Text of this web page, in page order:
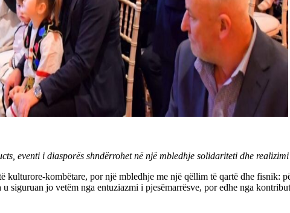
eventi i diasporës shndërrohet në një mbledhje solidariteti dhe
kulturore-kombëtare, por një mbledhje me një qëllim të qartë dhe fisnik:
siguruan jo vetëm nga entuziazmi i pjesëmarrësve, por edhe nga